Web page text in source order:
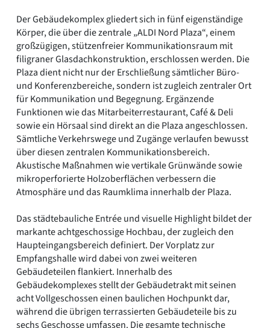
Der Gebäudekomplex gliedert sich in fünf eigenständige
Körper, die über die zentrale „ALDI Nord Plaza“, einem
großzügigen, stützenfreier Kommunikationsraum mit
filigraner Glasdachkonstruktion, erschlossen werden. Die
Plaza dient nicht nur der Erschließung sämtlicher Büro-
und Konferenzbereiche, sondern ist zugleich zentraler Ort
für Kommunikation und Begegnung. Ergänzende
Funktionen wie das Mitarbeiterrestaurant, Café & Deli
sowie ein Hörsaal sind direkt an die Plaza angeschlossen.
Sämtliche Verkehrswege und Zugänge verlaufen bewusst
über diesen zentralen Kommunikationsbereich.
Akustische Maßnahmen wie vertikale Grünwände sowie
mikroperforierte Holzoberflächen verbessern die
Atmosphäre und das Raumklima innerhalb der Plaza.
Das städtebauliche Entrée und visuelle Highlight bildet der
markante achtgeschossige Hochbau, der zugleich den
Haupteingangsbereich definiert. Der Vorplatz zur
Empfangshalle wird dabei von zwei weiteren
Gebäudeteilen flankiert. Innerhalb des
Gebäudekomplexes stellt der Gebäudetrakt mit seinen
acht Vollgeschossen einen baulichen Hochpunkt dar,
während die übrigen terrassierten Gebäudeteile bis zu
sechs Geschosse umfassen. Die gesamte technische